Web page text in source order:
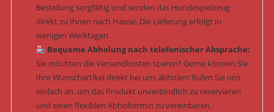
Bestellung sorgfältig und senden das Hundespielzeug
direkt zu Ihnen nach Hause. Die Lieferung erfolgt in
wenigen Werktagen.
Bequeme Abholung nach telefonischer Absprache:
Sie möchten die Versandkosten sparen? Gerne können Sie
Ihre Wunschartikel direkt bei uns abholen! Rufen Sie uns
einfach an, um das Produkt unverbindlich zu reservieren
und einen flexiblen Abholtermin zu vereinbaren.